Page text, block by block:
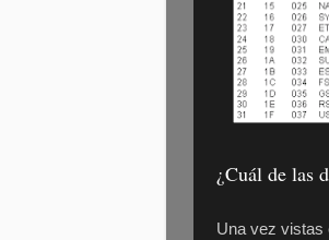
¿Cuál de las
Una vez vistas